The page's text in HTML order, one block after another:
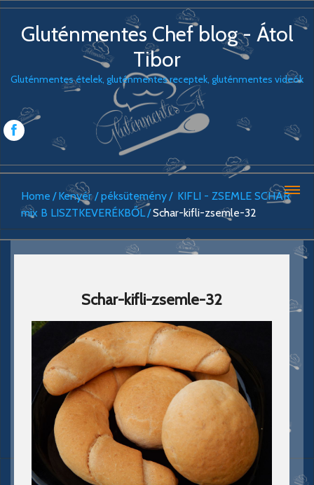
Gluténmentes Chef blog - Átol
Tibor
Gluténmentes ételek, gluténmentes receptek, gluténmentes videók
Home Kenyér / péksütemény
KIFLI - ZSEMLE SCHAR
mix B LISZTKEVERÉKBŐL Schar-kifli-zsemle-32
Schar-kifli-zsemle-32